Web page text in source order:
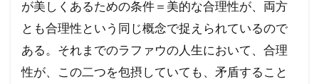
が美しくあるための条件＝美的な合理性が、両方
とも合理性という同じ概念で捉えられているので
ある。それまでのラファウの人生において、合理
性が、この二つを包摂していても、矛盾すること